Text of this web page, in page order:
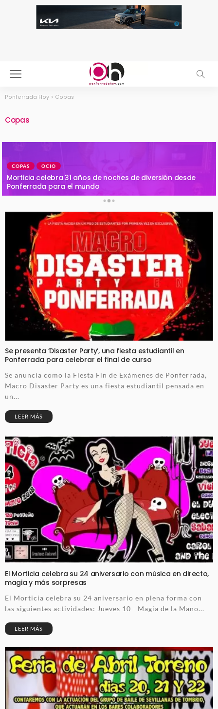
Ponferrada Hoy > Copas
Copas
COPAS OCIO
Morticia celebra 31 años de noches de diversión desde
Ponferrada para el mundo
Se presenta ‘Disaster Party’, una fiesta estudiantil en
Ponferrada para celebrar el final de curso
Se anuncia como la Fiesta Fin de Exámenes de Ponferrada,
Macro Disaster Party es una fiesta estudiantil pensada en
un...
LEER MÁS
El Morticia celebra su 24 aniversario con música en directo,
magia y más sorpresas
El Morticia celebra su 24 aniversario en plena forma con
las siguientes actividades: Jueves 10 - Magia de la Mano...
LEER MÁS